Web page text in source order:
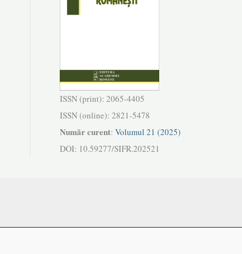
ISSN (print): 2065-4405
ISSN (online): 2821-5478
Număr curent: Volumul 21 (2025)
DOI: 10.59277/SIFR.202521